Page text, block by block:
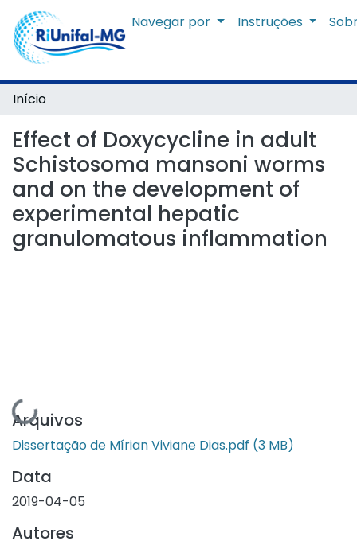
Navegar por Instruções
Início
Effect of Doxycycline in adult
Schistosoma mansoni worms
and on the development of
experimental hepatic
granulomatous inflammation
Carregando...
Arquivos
Dissertação de Mírian Viviane Dias.pdf (3 MB)
Data
2019-04-05
Autores